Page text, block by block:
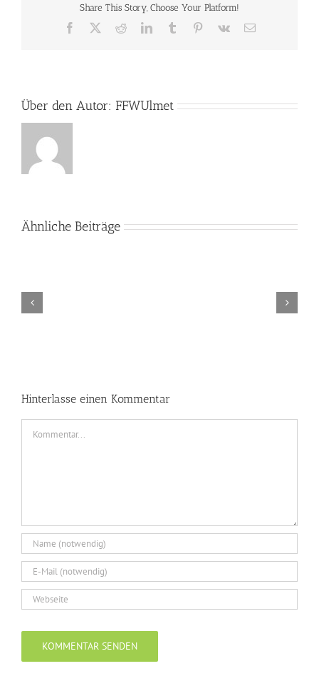
Share This Story, Choose Your Platform!
Facebook RedditLinkedInTumblr Pinterest
Vk
E-
Über den Autor: FFWUlmet
Ähnliche Beiträge
Hinterlasse einen Kommentar